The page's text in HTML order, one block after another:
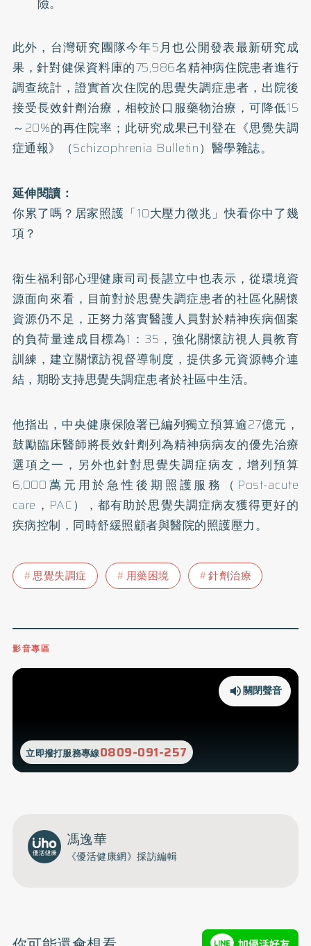
此外，台灣研究團隊今年5月也公開發表最新研究成
果，針對健保資料庫的75,986名精神病住院患者進行
調查統計，證實首次住院的思覺失調症患者，出院後
接受長效針劑治療，相較於口服藥物治療，可降低15
～20%的再住院率；此研究成果已刊登在《思覺失調
症通報》（Schizophrenia Bulletin）醫學雜誌。
延伸閱讀：
你累了嗎？居家照護「10大壓力徵兆」快看你中了幾
項？
衛生福利部心理健康司司長諶立中也表示，從環境資
源面向來看，目前對於思覺失調症患者的社區化關懷
資源仍不足，正努力落實醫護人員對於精神疾病個案
的負荷量達成目標為1：35，強化關懷訪視人員教育
訓練，建立關懷訪視督導制度，提供多元資源轉介連
結，期盼支持思覺失調症患者於社區中生活。
他指出，中央健康保險署已編列獨立預算逾27億元，
鼓勵臨床醫師將長效針劑列為精神病病友的優先治療
選項之一，另外也針對思覺失調症病友，增列預算
6,000萬元用於急性後期照護服務（Post-acute
care，PAC），都有助於思覺失調症病友獲得更好的
疾病控制，同時舒緩照顧者與醫院的照護壓力。
思覺失調症 用藥困境 針劑治療
影音專區
立即撥打服務專線0809-091-257
關閉聲音
馮逸華
《優活健康網》採訪編輯